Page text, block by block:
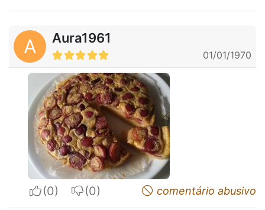
A Aura1961
01/01/1970
I apreciateI do not appreciatecomentário abusivo